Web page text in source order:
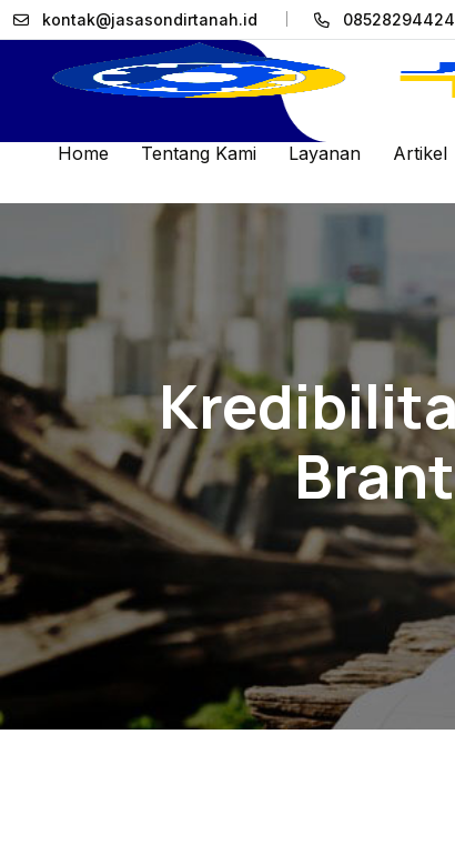
kontak@jasasondirtanah.id
Home Tentang Kami Layanan Artikel